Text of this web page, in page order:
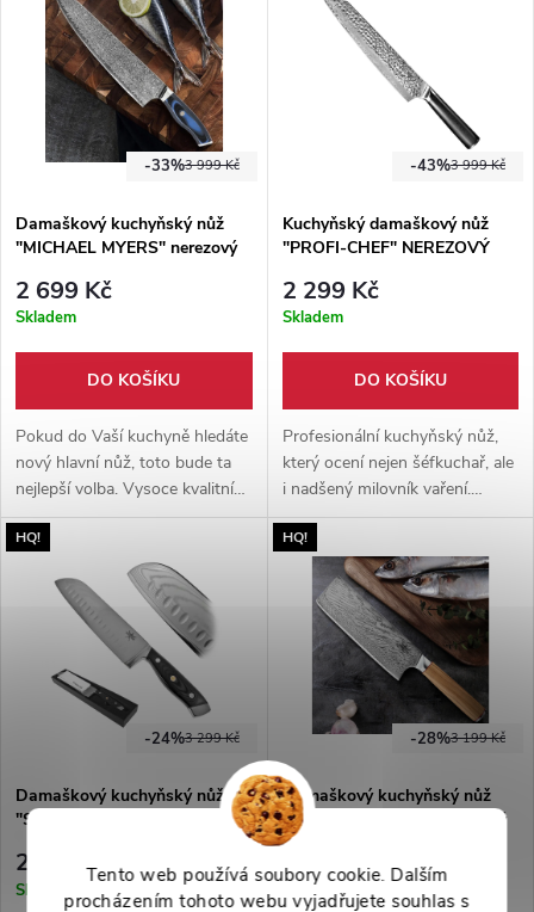
Tento web používá soubory cookie. Dalším
procházením tohoto webu vyjadřujete souhlas s
3 999 Kč
-33%
Damaškový kuchyňský nůž
"MICHAEL MYERS" nerezový
2 699 Kč
Skladem
DO KOŠÍKU
Pokud do Vaší kuchyně hledáte
nový hlavní nůž, toto bude ta
nejlepší volba. Vysoce kvalitní
damaškový nůž ostrý jako
břitva. Vhodný i jako dárek, pro
milovníky vaření.
3 999 Kč
-43%
Kuchyňský damaškový nůž
"PROFI-CHEF" NEREZOVÝ
2 299 Kč
Skladem
DO KOŠÍKU
Profesionální kuchyňský nůž,
který ocení nejen šéfkuchař, ale
i nadšený milovník vaření.
Prémiová japonská damašková
ocel VG10 67x překládaná.
Rukojeť z vysokotlakého
laminátu G10, který vydrží vše.
Jediný nůž, který v kuchyni
potřebujete.
HQ!
3 299 Kč
-24%
Damaškový kuchyňský nůž
"SANTOKU MAXI" NEREZOVÝ
2 499 Kč
Skladem
HQ!
3 199 Kč
-28%
Damaškový kuchyňský nůž
"NAKIRI PREMIUM" nerezový
2 299 Kč
Skladem